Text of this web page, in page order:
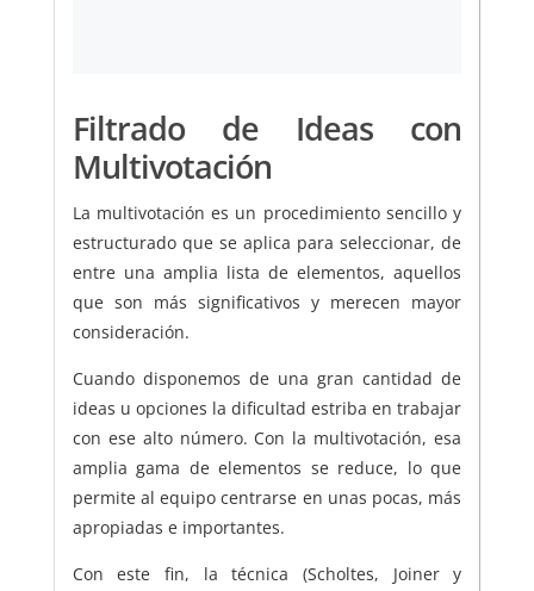
Filtrado de Ideas con
Multivotación
La multivotación es un procedimiento sencillo y
estructurado que se aplica para seleccionar, de
entre una amplia lista de elementos, aquellos
que son más significativos y merecen mayor
consideración.
Cuando disponemos de una gran cantidad de
ideas u opciones la dificultad estriba en trabajar
con ese alto número. Con la multivotación, esa
amplia gama de elementos se reduce, lo que
permite al equipo centrarse en unas pocas, más
apropiadas e importantes.
Con este fin, la técnica (Scholtes, Joiner y